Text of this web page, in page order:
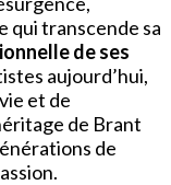
qui transcende sa
de ses
aujourd’hui,
et de
de Brant
de